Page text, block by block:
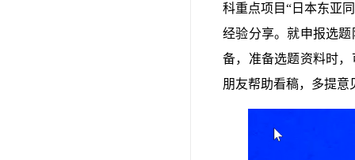
科重点项目“日本东亚
经验分享。就申报选
备，准备选题资料时
朋友帮助看稿，多提意